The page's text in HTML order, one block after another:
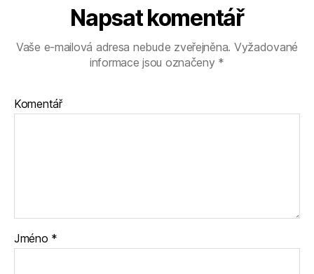
Napsat komentář
Vaše e-mailová adresa nebude zveřejněna. Vyžadované
informace jsou označeny *
Komentář
Jméno *